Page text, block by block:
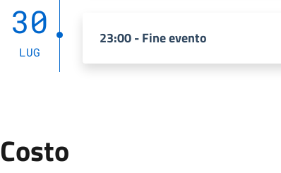
30
LUG
23:00 - Fine evento
Costo